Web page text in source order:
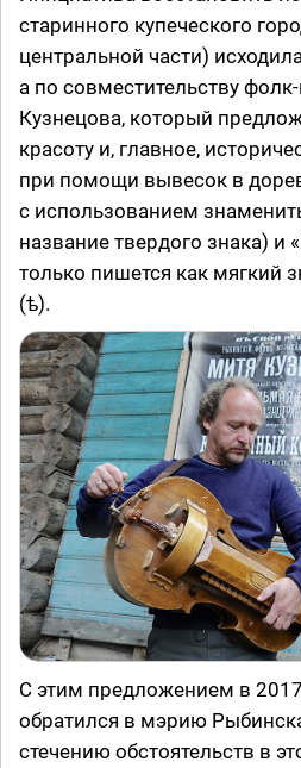
старинного купеческого
центральной части)
а по совместительству
Кузнецова, который
красоту и, главное,
при помощи вывесок в
с использованием
название твердого знака) и
только пишется как мягкий
(ѣ).
С этим предложением в
обратился в мэрию
стечению обстоятельств в